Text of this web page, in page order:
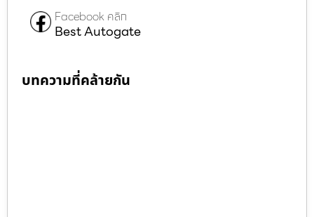
Facebook คลิก
Best Autogate
บทความที่คล้ายกัน